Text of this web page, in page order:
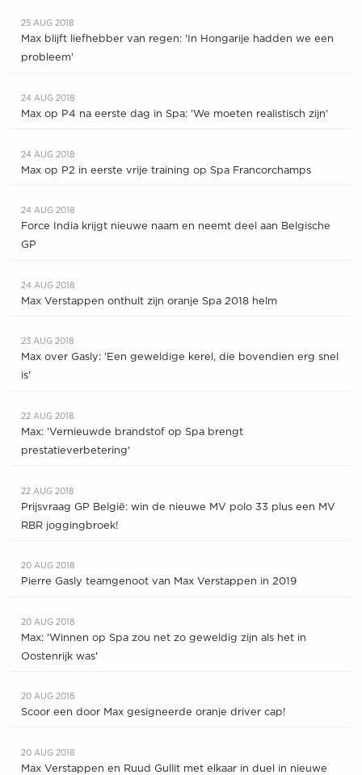
25 AUG 2018
Max blijft liefhebber van regen: 'In Hongarije hadden we een
probleem'
24 AUG 2018
Max op P4 na eerste dag in Spa: 'We moeten realistisch zijn'
24 AUG 2018
Max op P2 in eerste vrije training op Spa Francorchamps
24 AUG 2018
Force India krijgt nieuwe naam en neemt deel aan Belgische
GP
24 AUG 2018
Max Verstappen onthult zijn oranje Spa 2018 helm
23 AUG 2018
Max over Gasly: 'Een geweldige kerel, die bovendien erg snel
is'
22 AUG 2018
Max: 'Vernieuwde brandstof op Spa brengt
prestatieverbetering'
22 AUG 2018
Prijsvraag GP België: win de nieuwe MV polo 33 plus een MV
RBR joggingbroek!
20 AUG 2018
Pierre Gasly teamgenoot van Max Verstappen in 2019
20 AUG 2018
Max: 'Winnen op Spa zou net zo geweldig zijn als het in
Oostenrijk was'
20 AUG 2018
Scoor een door Max gesigneerde oranje driver cap!
20 AUG 2018
Max Verstappen en Ruud Gullit met elkaar in duel in nieuwe